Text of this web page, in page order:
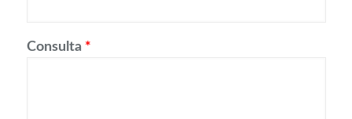
Consulta *